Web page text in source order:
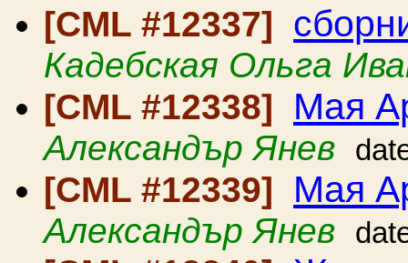
[CML #12337]
Кадебская Ольга
[CML #12338]
Мая
Александър Янев
[CML #12339] Мая
Александър Янев